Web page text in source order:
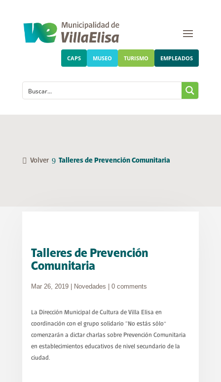
CAPS MUSEO TURISMO EMPLEADOS
Volver Talleres de Prevención Comunitaria
Talleres de Prevención
Comunitaria
Mar 26, 2019| Novedades 0 comments
La Dirección Municipal de Cultura de Villa Elisa en
coordinación con el grupo solidario “No estás sólo”
comenzarán a dictar charlas sobre Prevención Comunitaria
en establecimientos educativos de nivel secundario de la
ciudad.